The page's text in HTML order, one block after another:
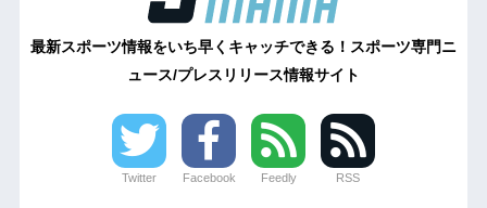
最新スポーツ情報をいち早くキャッチできる！スポーツ専門ニ
ュース/プレスリリース情報サイト
Twitter Facebook Feedly RSS